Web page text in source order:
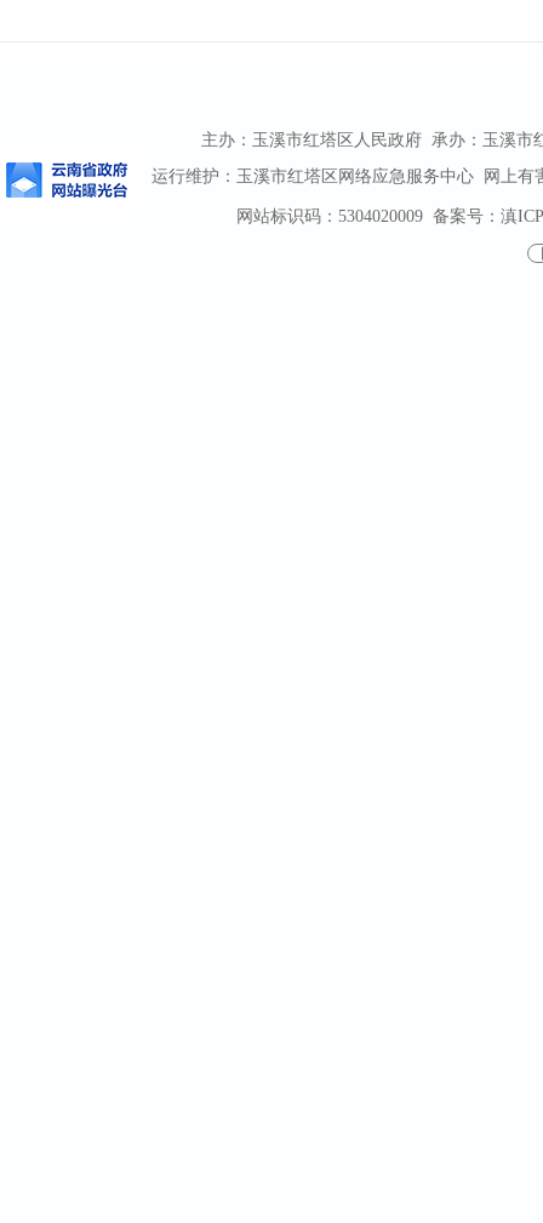
主办：玉溪市红塔区人民政府 承办：玉溪市
运行维护：玉溪市红塔区网络应急服务中心 网上有
网站标识码：5304020009备案号：滇